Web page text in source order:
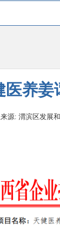
医养姜
源: 渭滨区发展